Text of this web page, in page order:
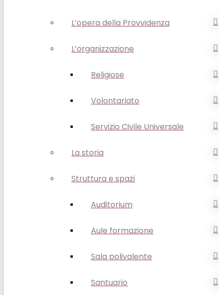
L’opera della Provvidenza
L’organizzazione
Religiose
Volontariato
Servizio Civile Universale
La storia
Struttura e spazi
Auditorium
Aule formazione
Sala polivalente
Santuario